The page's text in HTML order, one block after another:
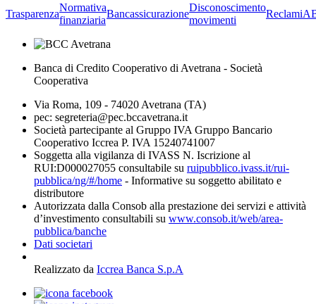
Trasparenza
Normativa
finanziaria
Bancassicurazione
Disconoscimento
movimenti
Reclami
Banca di Credito Cooperativo di Avetrana - Società
Cooperativa
Via Roma, 109 - 74020 Avetrana (TA)
pec: segreteria@pec.bccavetrana.it
Società partecipante al Gruppo IVA Gruppo Bancario
Cooperativo Iccrea P. IVA 15240741007
Soggetta alla vigilanza di IVASS N. Iscrizione al
RUI:D000027055 consultabile su ruipubblico.ivass.it/rui-
pubblica/ng/#/home - Informative su soggetto abilitato e
distributore
Autorizzata dalla Consob alla prestazione dei servizi e attività
d’investimento consultabili su www.consob.it/web/area-
pubblica/banche
Dati societari
Realizzato da Iccrea Banca S.p.A